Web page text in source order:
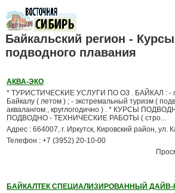
Байкальский регион - Курсы
подводного плавания
АКВА-ЭКО
* ТУРИСТИЧЕСКИЕ УСЛУГИ ПО ОЗ . БАЙКАЛ : -
Байкалу ( летом ) ; - экстремальный туризм (
аквалангом , круглогодично ) . * КУРСЫ
ПОДВОДНО - ТЕХНИЧЕСКИЕ РАБОТЫ ( стро...
Адрес : 664007, г. Иркутск, Кировский район, ул.
Телефон : +7 (3952) 20-10-00
БАЙКАЛТЕК СПЕЦИАЛИЗИРОВАННЫЙ ДАЙВ-